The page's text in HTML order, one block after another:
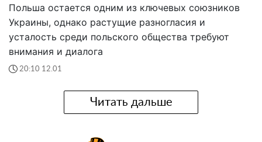
Польша остается одним из ключевых союзников
Украины, однако растущие разногласия и
усталость среди польского общества требуют
внимания и диалога
20:10 12.01
Читать дальше